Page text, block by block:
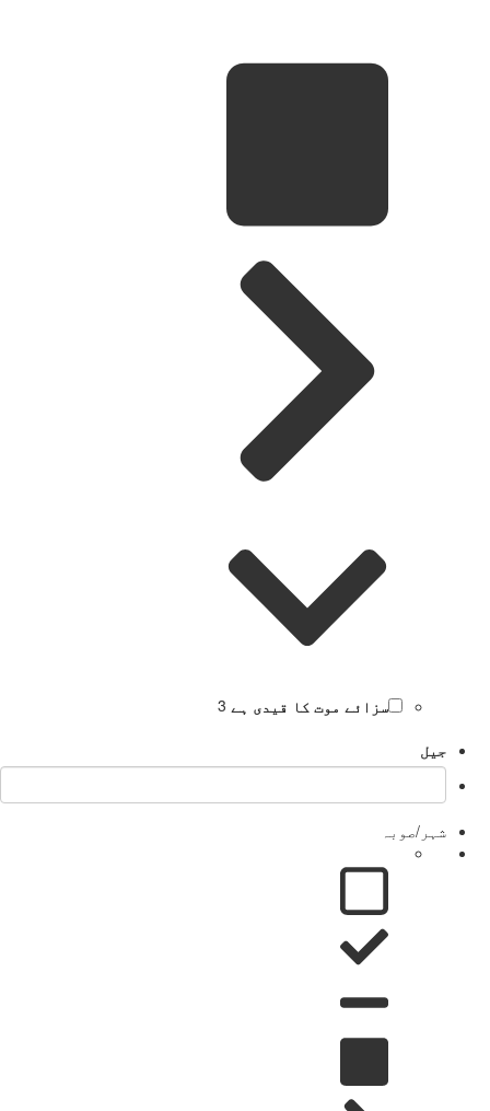
سزائے موت کا قیدی ہے 3
جیل
شہر/صوبہ